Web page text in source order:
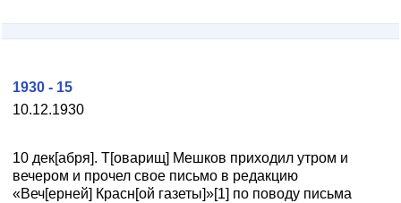
10.12.1930
1930 - 15
10 дек[абря]. Т[оварищ] Мешков приходил утром и
вечером и прочел свое письмо в редакцию
«Веч[ерней] Красн[ой газеты]»[1] по поводу письма